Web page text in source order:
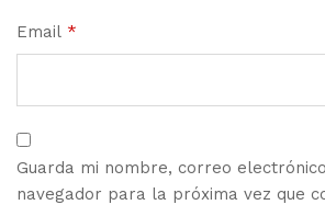
Email *
Guarda mi nombre, correo
navegador para la próxima vez que